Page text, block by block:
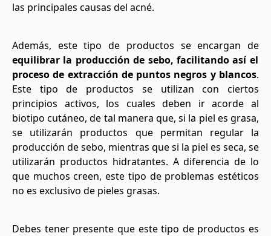
las principales causas del acné.
Además, este tipo de productos se encargan de
equilibrar la producción de sebo, facilitando así el
proceso de extracción de puntos negros y blancos.
Este tipo de productos se utilizan con ciertos
principios activos, los cuales deben ir acorde al
biotipo cutáneo, de tal manera que, si la piel es grasa,
se utilizarán productos que permitan regular la
producción de sebo, mientras que si la piel es seca, se
utilizarán productos hidratantes. A diferencia de lo
que muchos creen, este tipo de problemas estéticos
no es exclusivo de pieles grasas.
Debes tener presente que este tipo de productos es